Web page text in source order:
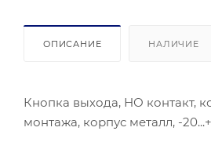
ОПИСАНИЕ НАЛИЧИЕ
Кнопка выхода, НО контакт,
монтажа, корпус металл, -